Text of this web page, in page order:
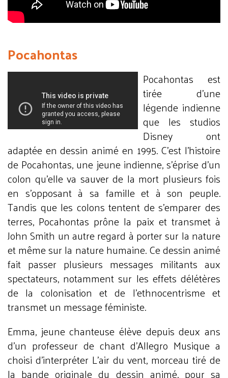
Pocahontas
Pocahontas est
tirée d’une
légende indienne
que les studios
Disney ont
adaptée en dessin animé en 1995. C’est l’histoire
de Pocahontas, une jeune indienne, s’éprise d’un
colon qu’elle va sauver de la mort plusieurs fois
en s’opposant à sa famille et à son peuple.
Tandis que les colons tentent de s’emparer des
terres, Pocahontas prône la paix et transmet à
John Smith un autre regard à porter sur la nature
et même sur la nature humaine. Ce dessin animé
fait passer plusieurs messages militants aux
spectateurs, notamment sur les effets délétères
de la colonisation et de l’ethnocentrisme et
transmet un message féministe.
Emma, jeune chanteuse élève depuis deux ans
d’un professeur de chant d’Allegro Musique a
choisi d’interpréter L’air du vent, morceau tiré de
la bande originale du dessin animé, pour sa